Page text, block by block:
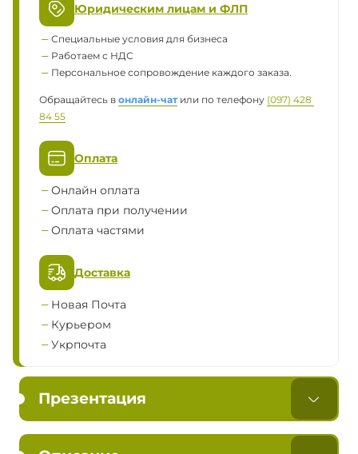
Юридическим лицам и ФЛП
Специальные условия для бизнеса
Работаем с НДС
Персональное сопровождение каждого заказа.
Обращайтесь в онлайн-чатили по телефону (097) 428
84 55
Оплата
Онлайн оплата
Оплата при получении
Оплата частями
Доставка
Новая Почта
Курьером
Укрпочта
Презентация